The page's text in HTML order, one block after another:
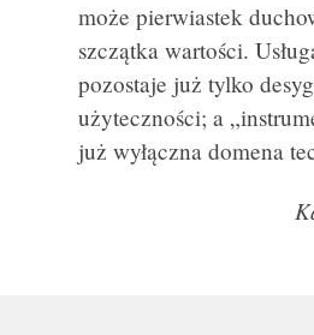
może pierwiastek
szczątka wartości.
pozostaje już tylko
użyteczności; a
już wyłączna domena